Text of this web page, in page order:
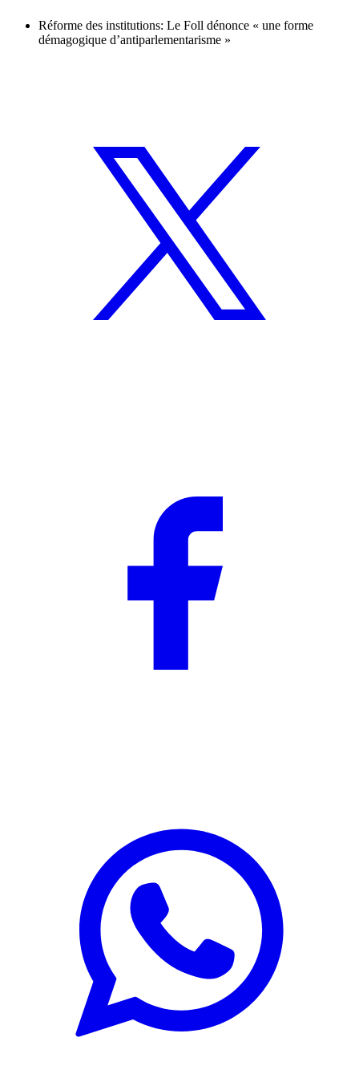
Réforme des institutions: Le Foll dénonce « une forme
démagogique d’antiparlementarisme »